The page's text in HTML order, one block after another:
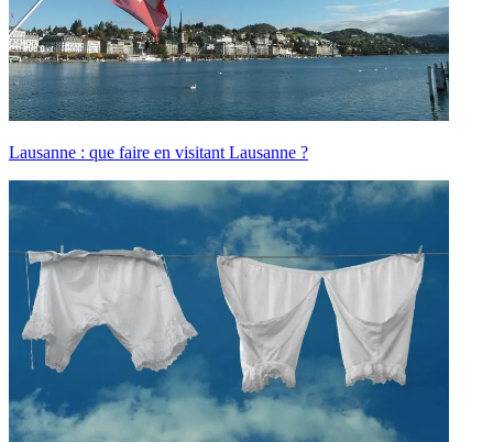
Lausanne : que faire en visitant Lausanne ?